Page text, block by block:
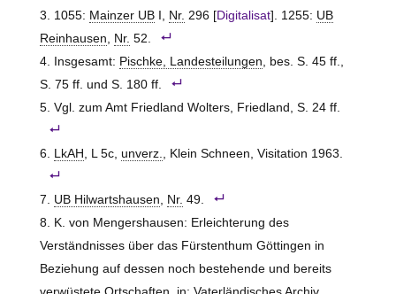
1055: Mainzer UBI, Nr. 296 [Digitalisat]. 1255: UB
Reinhausen
Nr. 52.
Insgesamt: Pischke, Landesteilungen , bes. S. 45 ff.,
S. 75 ff. und S. 180 ff.
Vgl. zum Amt Friedland Wolters, Friedland, S. 24 ff.
LkAH , L 5c, unverz. , Klein Schneen, Visitation 1963.
UB Hilwartshausen Nr. 49.
K. von Mengershausen: Erleichterung des
Verständnisses über das Fürstenthum Göttingen in
Beziehung auf dessen noch bestehende und bereits